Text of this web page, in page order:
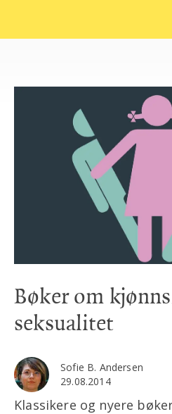
Bøker om
seksualitet
Sofie B. Andersen
29.08.2014
Klassikere og nyere